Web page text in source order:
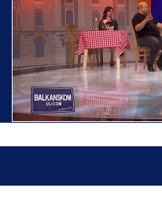
Ispraćaj
Hrama Svetog